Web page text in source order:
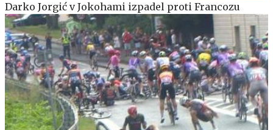
Darko Jorgić v Jokohami izpadel proti Francozu